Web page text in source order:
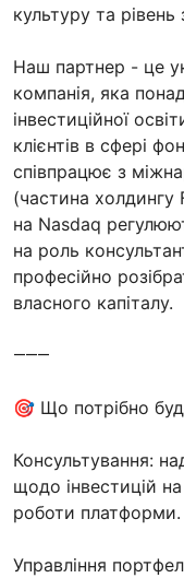
культуру та рівень
Наш партнер - це
компанія, яка
інвестиційної
клієнтів в сфері
співпрацює з
(частина холдингу
на Nasdaq
на роль
професійно
власного капіталу.
⸻
🎯 Що потрібно
Консультування:
щодо інвестицій
роботи платформи.
Управління